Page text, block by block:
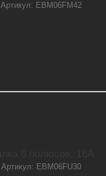
Артикул: EBM06FM42
Артикул: EBM06FU30